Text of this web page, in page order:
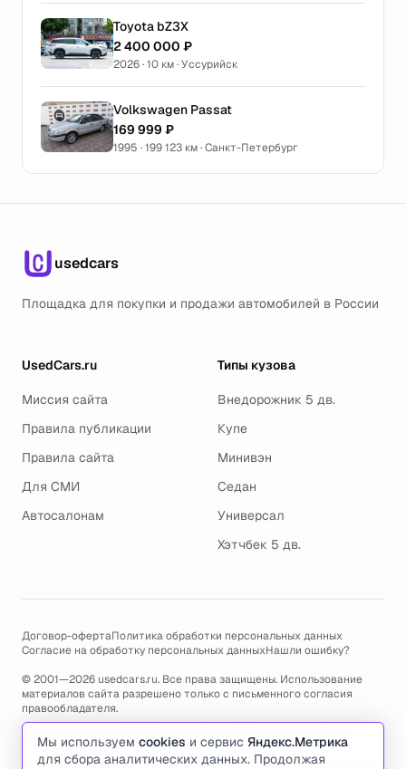
Toyota bZ3X
2 400 000 ₽
2026 · 10 км · Уссурийск
Volkswagen Passat
169 999 ₽
1995 · 199 123 км · Санкт-Петербург
usedcars
Площадка для покупки и продажи автомобилей в России
UsedCars.ru
Миссия сайта
Правила публикации
Правила сайта
Для СМИ
Автосалонам
Типы кузова
Внедорожник 5 дв.
Купе
Минивэн
Седан
Универсал
Хэтчбек 5 дв.
Договор-офертаПолитика обработки персональных данных
Согласие на обработку персональных данныхНашли ошибку?
© 2001—2026 usedcars.ru. Все права защищены. Использование
материалов сайта разрешено только с письменного согласия
правообладателя.
Пользуясь сайтом, вы соглашаетесь с использованием cookies и
политикой обработки персональных данных.
Мы используем cookies и сервис Яндекс.Метрика
для сбора аналитических данных. Продолжая